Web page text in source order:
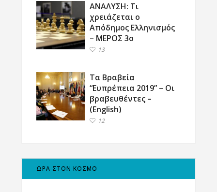
ΑΝΑΛΥΣΗ: Τι
χρειάζεται ο
Απόδημος Ελληνισμός
– ΜΕΡΟΣ 3ο
13
Τα Βραβεία
“Ευπρέπεια 2019” – Οι
βραβευθέντες –
(English)
12
ΩΡΑ ΣΤΟΝ ΚΟΣΜΟ